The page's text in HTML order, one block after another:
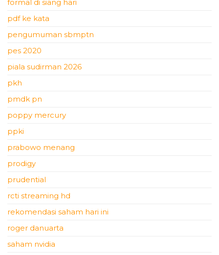
formal di siang hari
pdf ke kata
pengumuman sbmptn
pes 2020
piala sudirman 2026
pkh
pmdk pn
poppy mercury
ppki
prabowo menang
prodigy
prudential
rcti streaming hd
rekomendasi saham hari ini
roger danuarta
saham nvidia